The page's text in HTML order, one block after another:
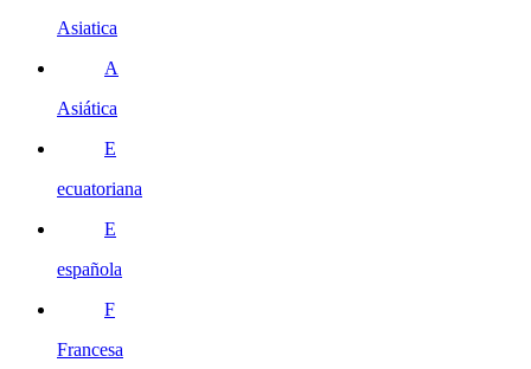
Asiatica
A
Asiática
E
ecuatoriana
E
española
F
Francesa